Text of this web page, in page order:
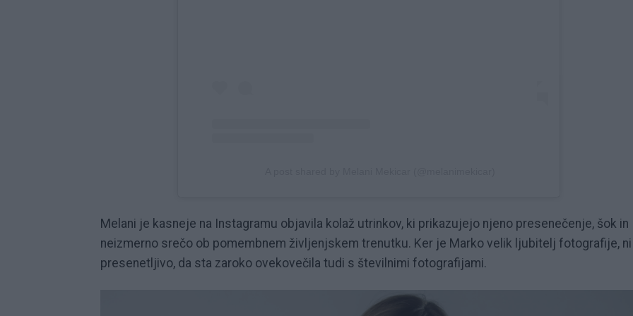
Melani je kasneje na Instagramu objavila kolaž utrinkov, ki prikazujejo njeno presenečenje, šok in
neizmerno srečo ob pomembnem življenjskem trenutku. Ker je Marko velik ljubitelj fotografije, ni
presenetljivo, da sta zaroko ovekovečila tudi s številnimi fotografijami.